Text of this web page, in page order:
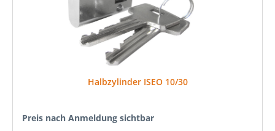
Halbzylinder ISEO 10/30
Preis nach Anmeldung sichtbar